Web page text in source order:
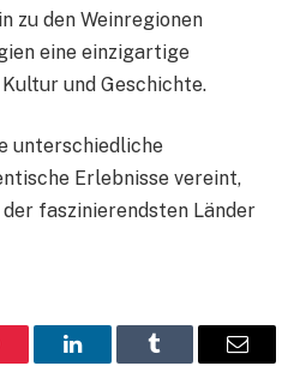
zu den Weinregionen
eine einzigartige
und Geschichte.
unterschiedliche
Erlebnisse vereint,
faszinierendsten Länder
LinkedInTumblr Email